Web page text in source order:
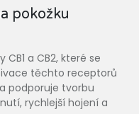
pokožku
a CB2, které se
těchto receptorů
podporuje tvorbu
rychlejší hojení a